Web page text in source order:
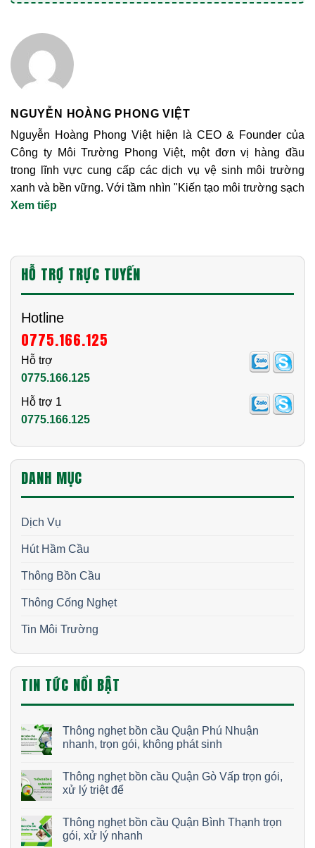
NGUYỄN HOÀNG PHONG VIỆT
Nguyễn Hoàng Phong Việt hiện là CEO & Founder của
Công ty Môi Trường Phong Việt, một đơn vị hàng đầu
trong lĩnh vực cung cấp các dịch vụ vệ sinh môi trường
xanh và bền vững. Với tầm nhìn "Kiến tạo môi trường sạch
cho thế hệ tương lai", anh đã dẫn dắt công ty phát triển và
vực lân cận. Từ năm 2015, anh Phong Việt đã tập trung
xây dựng một đội ngũ kỹ thuật viên chuyên nghiệp, trang bị
công nghệ hiện đại nhằm xử lý nhanh chóng, hiệu quả mọi
vấn đề về vệ sinh môi trường. Đến nay, Công ty Môi
nhiều hộ gia đình, doanh nghiệp và tổ chức công cộng.
Xem tiếp
HỖ TRỢ TRỰC TUYẾN
Hotline
0775.166.125
Hỗ trợ
0775.166.125
Hỗ trợ 1
0775.166.125
DANH MỤC
Dịch Vụ
Hút Hầm Cầu
Thông Bồn Cầu
Thông Cống Nghẹt
Tin Môi Trường
TIN TỨC NỔI BẬT
Thông nghẹt bồn cầu Quận Phú Nhuận
nhanh, trọn gói, không phát sinh
Thông nghẹt bồn cầu Quận Gò Vấp trọn gói,
xử lý triệt để
Thông nghẹt bồn cầu Quận Bình Thạnh trọn
gói, xử lý nhanh